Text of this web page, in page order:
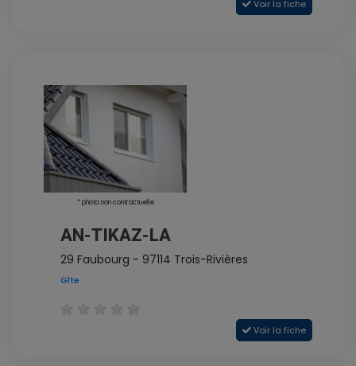
Voir la fiche
* photo non contractuelle
AN-TIKAZ-LA
29 Faubourg - 97114 Trois-Rivières
Gîte
Voir la fiche